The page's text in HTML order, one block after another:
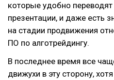
которые удобно переводят
презентации, и даже есть
на стадии продвижения
ПО по алготрейдингу.
В последнее время все
движухи в эту сторону,